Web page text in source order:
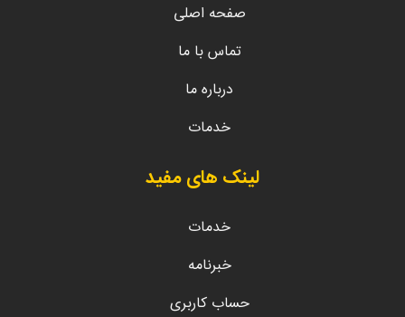
صفحه اصلی
تماس با ما
درباره ما
خدمات
لینک های مفید
خدمات
خبرنامه
حساب کاربری